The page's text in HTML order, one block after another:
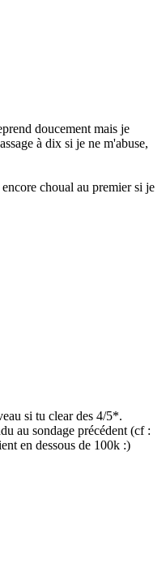
doucement mais je
à dix si je ne m'abuse,
choual au premier si je
si tu clear des 4/5*.
au sondage précédent (cf :
en dessous de 100k :)